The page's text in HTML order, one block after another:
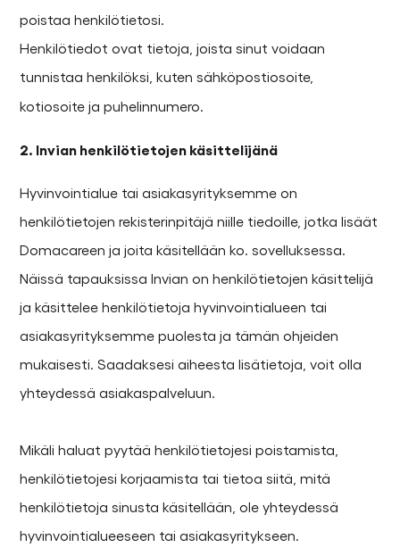
poistaa henkilötietosi.
Henkilötiedot ovat tietoja, joista sinut voidaan
tunnistaa henkilöksi, kuten sähköpostiosoite,
kotiosoite ja puhelinnumero.
2. Invian henkilötietojen käsittelijänä
Hyvinvointialue tai asiakasyrityksemme on
henkilötietojen rekisterinpitäjä niille tiedoille, jotka lisäät
Domacareen ja joita käsitellään ko. sovelluksessa.
Näissä tapauksissa Invian on henkilötietojen käsittelijä
ja käsittelee henkilötietoja hyvinvointialueen tai
asiakasyrityksemme puolesta ja tämän ohjeiden
mukaisesti. Saadaksesi aiheesta lisätietoja, voit olla
yhteydessä asiakaspalveluun.
Mikäli haluat pyytää henkilötietojesi poistamista,
henkilötietojesi korjaamista tai tietoa siitä, mitä
henkilötietoja sinusta käsitellään, ole yhteydessä
hyvinvointialueeseen tai asiakasyritykseen.